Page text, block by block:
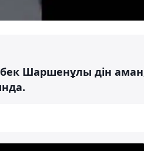
Шаршенұлы дін